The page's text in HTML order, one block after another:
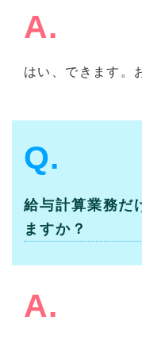
A.
はい、できます。
Q.
給与計算業務だ
ますか？
A.